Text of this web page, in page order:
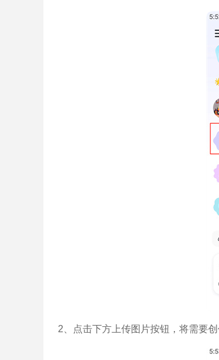
2、点击下方上传图片按钮，将需要创